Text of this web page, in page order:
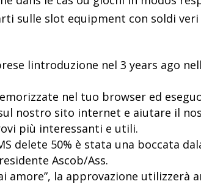
sulle slot equipment con soldi
lintroduzione nel 3 years ago
nel tuo browser ed
nostro sito internet e aiutare il
più interessanti e utili.
delete 50% è stata una boccata
Ascob/Ass.
amore”, la approvazione utilizzerà